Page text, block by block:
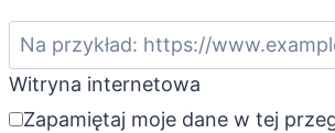
Witryna internetowa
Zapamiętaj moje dane w tej